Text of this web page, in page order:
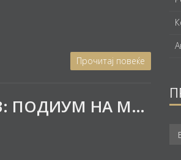
Прочитај повеќе
Златна лира 2023: ПОДИУМ НА МЛАДИ - Концерт на добитниците на наградата на СМУМ на натпреварот „Охридски бисери“